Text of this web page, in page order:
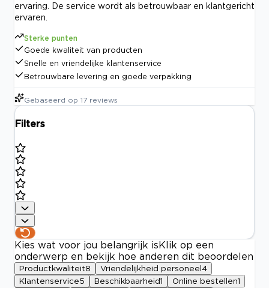
ervaring. De service wordt als betrouwbaar en klantgericht
ervaren.
Sterke punten
Goede kwaliteit van producten
Snelle en vriendelijke klantenservice
Betrouwbare levering en goede verpakking
Gebaseerd op 17 reviews
Filters
Kies wat voor jou belangrijk is Klik op een
onderwerp en bekijk hoe anderen dit beoordelen
Productkwaliteit8 Vriendelijkheid personeel 4
Klantenservice5 Beschikbaarheid1 Online bestellen1